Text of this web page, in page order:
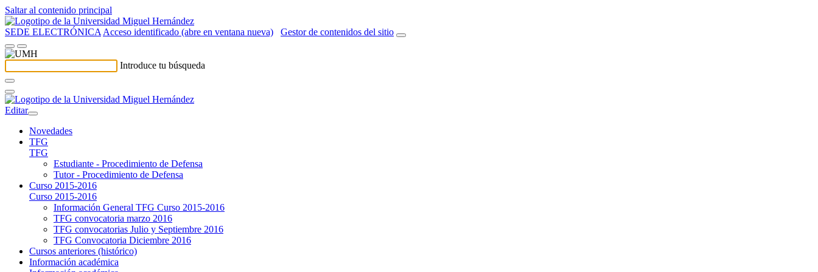
Saltar al contenido principal
SEDE ELECTRÓNICA Acceso identificado (abre en ventana nueva) Gestor de contenidos del sitio
Introduce tu búsqueda
Editar
Novedades
TFG
TFG
Estudiante - Procedimiento de Defensa
Tutor - Procedimiento de Defensa
Curso 2015-2016
Curso 2015-2016
Información General TFG Curso 2015-2016
TFG convocatoria marzo 2016
TFG convocatorias Julio y Septiembre 2016
TFG Convocatoria Diciembre 2016
Cursos anteriores (histórico)
Información académica